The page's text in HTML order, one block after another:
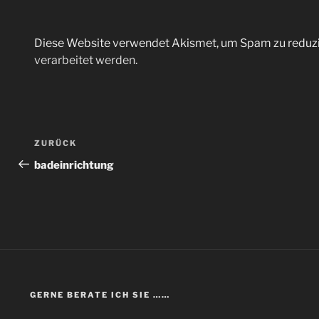
Diese Website verwendet Akismet, um Spam zu
verarbeitet werden.
ZURÜCK
badeinrichtung
GERNE BERATE ICH SIE ……